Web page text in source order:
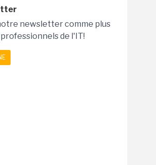
newsletter comme plus
de l'IT!